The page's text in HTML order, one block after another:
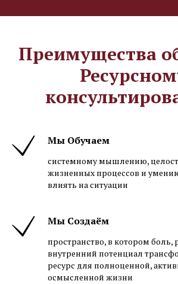
Преимущества
Мы Обучаем
системному мышлению,
жизненных процессов и
влиять на ситуации
Мы Создаём
пространство, в котором боль,
внутренний потенциал
ресурс для полноценной,
осмысленной жизни